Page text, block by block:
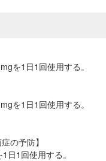
を1日1回使用する。
を1日1回使用する。
の予防】
日1回使用する。